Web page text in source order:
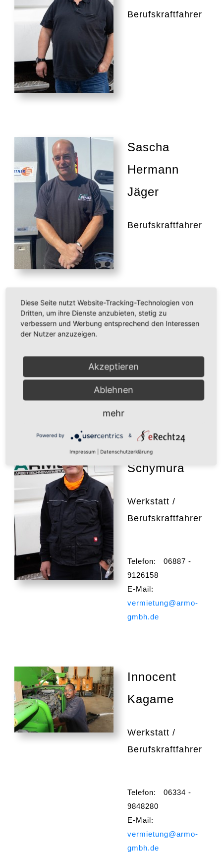
Berufskraftfahrer
Sascha
Hermann
Jäger
Berufskraftfahrer
Bernd Ames
Berufskraftfahrer
Christoph
Schymura
Werkstatt /
Berufskraftfahrer
Telefon: 06887 -
9126158
E-Mail:
vermietung@armo-
gmbh.de
Innocent
Kagame
Werkstatt /
Berufskraftfahrer
Telefon: 06334 -
9848280
E-Mail:
vermietung@armo-
gmbh.de
Diese Seite nutzt Website-Tracking-Technologien von
Dritten, um ihre Dienste anzubieten, stetig zu
verbessern und Werbung entsprechend den Interessen
der Nutzer anzuzeigen.
Akzeptieren
Ablehnen
mehr
Powered by &
Impressum Datenschutzerklärung